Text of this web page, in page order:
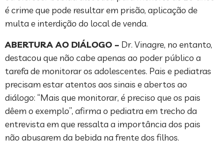
é crime que pode resultar em prisão, aplicação de
multa e interdição do local de venda.
ABERTURA AO DIÁLOGO – Dr. Vinagre, no entanto,
destacou que não cabe apenas ao poder público a
tarefa de monitorar os adolescentes. Pais e pediatras
precisam estar atentos aos sinais e abertos ao
diálogo: “Mais que monitorar, é preciso que os pais
dêem o exemplo”, afirma o pediatra em trecho da
entrevista em que ressalta a importância dos pais
não abusarem da bebida na frente dos filhos.